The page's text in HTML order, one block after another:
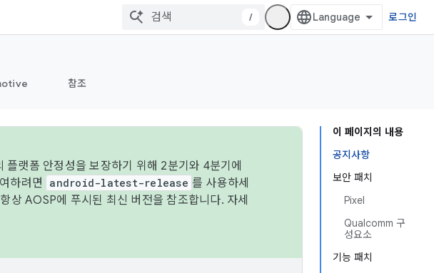
/ 로그인
참조
이 페이지의 내용
공지사항
보안 패치
Pixel
Qualcomm 구
성요소
기능 패치
랫폼 안정성을 보장하기 위해 2분기와 4분기에
하려면
android-latest-release 를 사용하세
상 AOSP에 푸시된 최신 버전을 참조합니다. 자세